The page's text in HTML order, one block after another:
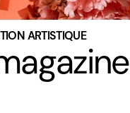
ARTISTIQUE